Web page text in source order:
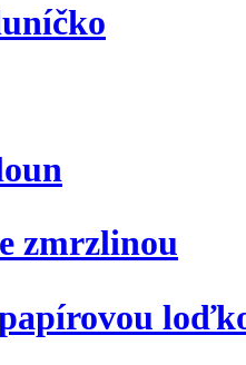
zmrzlinou